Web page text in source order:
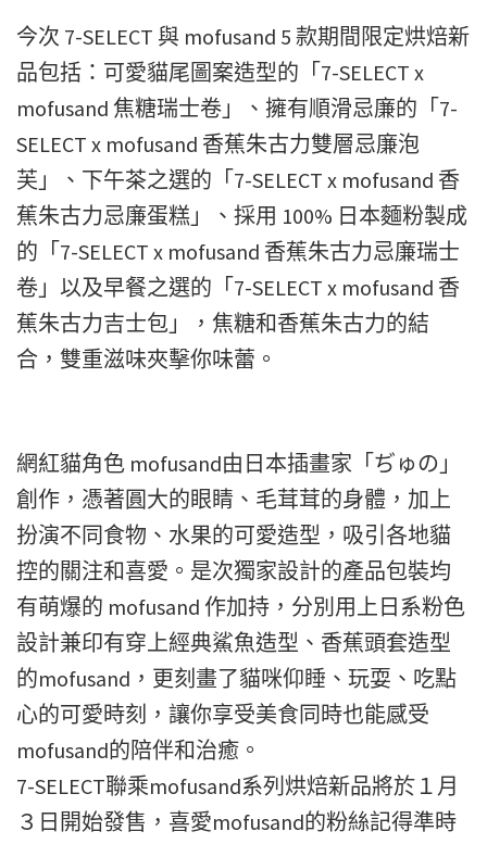
今次 7-SELECT 與 mofusand 5 款期間限定烘焙新
品包括：可愛貓尾圖案造型的「7-SELECT x
mofusand 焦糖瑞士卷」、擁有順滑忌廉的「7-
SELECT x mofusand 香蕉朱古力雙層忌廉泡
芙」、下午茶之選的「7-SELECT x mofusand 香
蕉朱古力忌廉蛋糕」、採用 100% 日本麵粉製成
的「7-SELECT x mofusand 香蕉朱古力忌廉瑞士
卷」以及早餐之選的「7-SELECT x mofusand 香
蕉朱古力吉士包」，焦糖和香蕉朱古力的結
合，雙重滋味夾擊你味蕾。
網紅貓角色 mofusand由日本插畫家「ぢゅの」
創作，憑著圓大的眼睛、毛茸茸的身體，加上
扮演不同食物、水果的可愛造型，吸引各地貓
控的關注和喜愛。是次獨家設計的產品包裝均
有萌爆的 mofusand 作加持，分別用上日系粉色
設計兼印有穿上經典鯊魚造型、香蕉頭套造型
的mofusand，更刻畫了貓咪仰睡、玩耍、吃點
心的可愛時刻，讓你享受美食同時也能感受
mofusand的陪伴和治癒。
7-SELECT聯乘mofusand系列烘焙新品將於１月
３日開始發售，喜愛mofusand的粉絲記得準時